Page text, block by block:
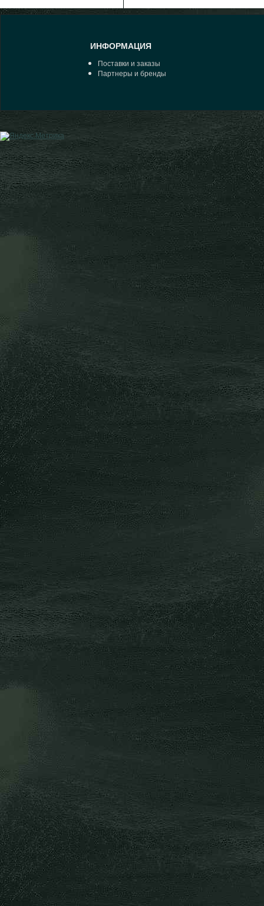
ИНФОРМАЦИЯ
Поставки и заказы
Партнеры и бренды